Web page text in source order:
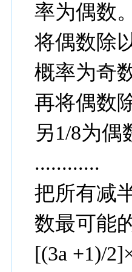
率为偶数。
将偶数除
概率为奇
再将偶数
另1/8为偶
............
把所有减
数最可能
[(3a +1)/